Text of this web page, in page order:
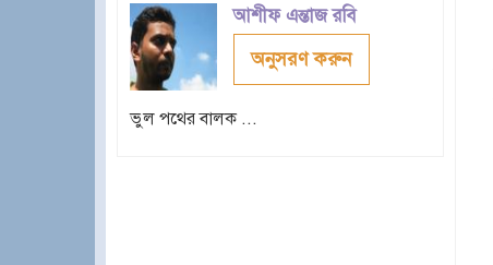
আশীফ এন্তাজ রবি
অনুসরণ করুন
ভুল পথের বালক ...